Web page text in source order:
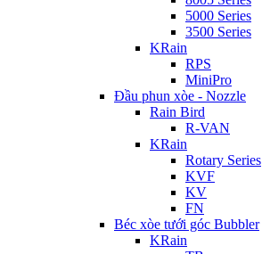
5000 Series
3500 Series
KRain
RPS
MiniPro
Đầu phun xòe - Nozzle
Rain Bird
R-VAN
KRain
Rotary Series
KVF
KV
FN
Béc xòe tưới góc Bubbler
KRain